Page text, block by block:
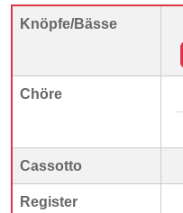
Knöpfe/Bässe
Chöre
Cassotto
Register